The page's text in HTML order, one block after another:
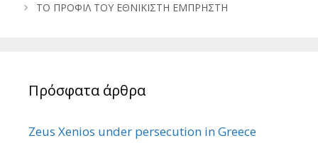
ΤΟ ΠΡΟΦΙΛ ΤΟΥ ΕΘΝΙΚΙΣΤΗ ΕΜΠΡΗΣΤΗ
Πρόσφατα άρθρα
Zeus Xenios under persecution in Greece